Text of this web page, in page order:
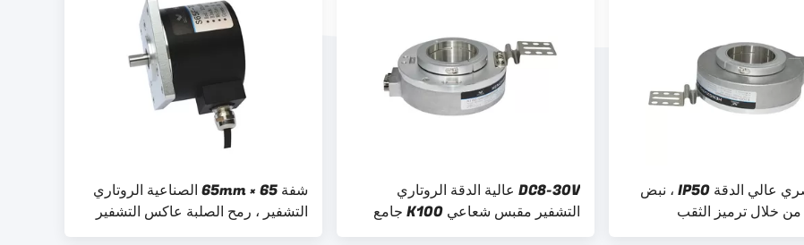
شفة 65 × 65mm الصناعية الروتاري
التشفير ، رمح الصلبة عاكس التشفير
البصري
DC8-30V عالية الدقة الروتاري
التشفير مقبس شعاعي K100 جامع
مفتوح WDG100H-40-5000-AB-
ترميز بصري عالي الدقة IP50 ، نبض